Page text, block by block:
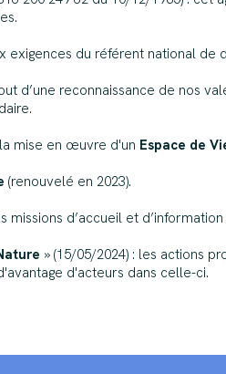
exigences du référent national de
d’une reconnaissance de nos
mise en œuvre d'un Espace de
(renouvelé en 2023).
missions d’accueil et
» (15/05/2024) : les actions
d'acteurs dans celle-ci.